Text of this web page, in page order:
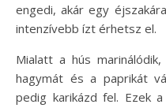
engedi, akár egy
intenzívebb ízt érhetsz el.
Mialatt a hús
hagymát és a paprikát
pedig karikázd fel. Ezek